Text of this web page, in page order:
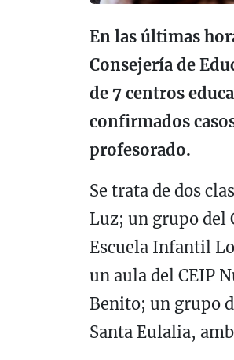
En las últimas
Consejería de
de 7 centros
confirmados
profesorado.
Se trata de dos
Luz; un grupo del
Escuela Infantil
un aula del CEIP
Benito; un grupo
Santa Eulalia,